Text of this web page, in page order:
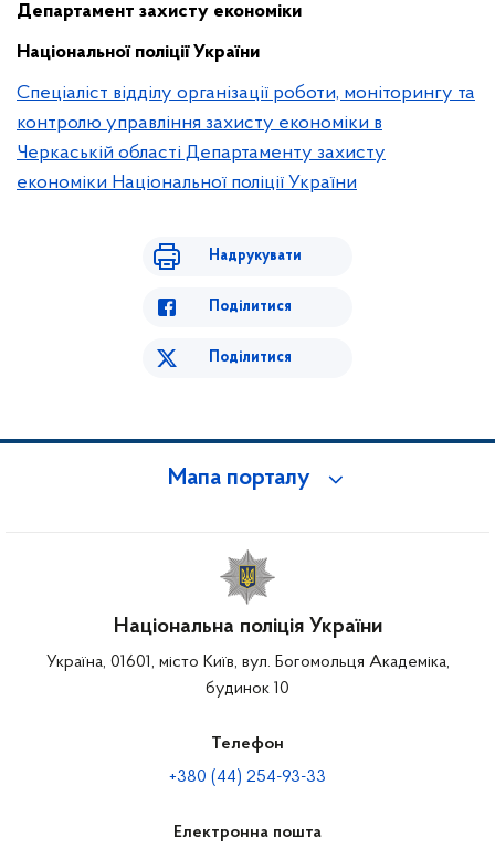
Департамент захисту економіки
Національної поліції України
Спеціаліст відділу організації роботи, моніторингу та
контролю управління захисту економіки в
Черкаській області Департаменту захисту
економіки Національної поліції України
Надрукувати
Поділитися
Поділитися
Мапа порталу
Національна поліція України
Україна, 01601, місто Київ, вул. Богомольця Академіка,
будинок 10
Телефон
+380 (44) 254-93-33
Електронна пошта